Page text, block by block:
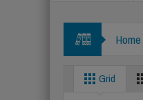
Home
Grid